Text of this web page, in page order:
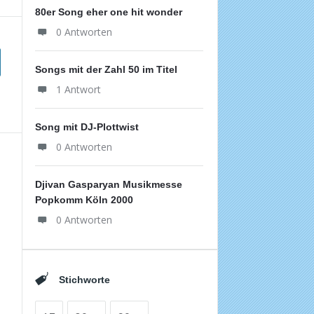
80er Song eher one hit wonder
0 Antworten
Songs mit der Zahl 50 im Titel
1 Antwort
Song mit DJ-Plottwist
0 Antworten
Djivan Gasparyan Musikmesse
Popkomm Köln 2000
0 Antworten
Stichworte